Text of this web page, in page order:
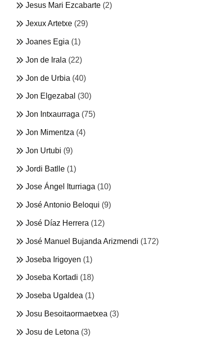
Jesus Mari Ezcabarte (2)
Jexux Artetxe (29)
Joanes Egia (1)
Jon de Irala (22)
Jon de Urbia (40)
Jon Elgezabal (30)
Jon Intxaurraga (75)
Jon Mimentza (4)
Jon Urtubi (9)
Jordi Batlle (1)
Jose Ángel Iturriaga (10)
José Antonio Beloqui (9)
José Díaz Herrera (12)
José Manuel Bujanda Arizmendi (172)
Joseba Irigoyen (1)
Joseba Kortadi (18)
Joseba Ugaldea (1)
Josu Besoitaormaetxea (3)
Josu de Letona (3)